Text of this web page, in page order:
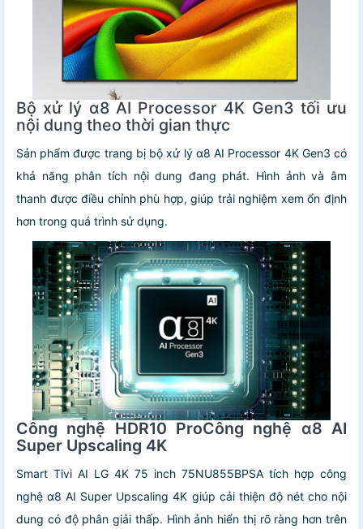
Bộ xử lý α8 AI Processor 4K Gen3 tối ưu
nội dung theo thời gian thực
Sản phẩm được trang bị bộ xử lý α8 AI Processor 4K Gen3 có
khả năng phân tích nội dung đang phát. Hình ảnh và âm
thanh được điều chỉnh phù hợp, giúp trải nghiệm xem ổn định
hơn trong quá trình sử dụng.
Công nghệ HDR10 ProCông nghệ α8 AI
Super Upscaling 4K
Smart Tivi AI LG 4K 75 inch 75NU855BPSA tích hợp công
nghệ α8 AI Super Upscaling 4K giúp cải thiện độ nét cho nội
dung có độ phân giải thấp. Hình ảnh hiển thị rõ ràng hơn trên